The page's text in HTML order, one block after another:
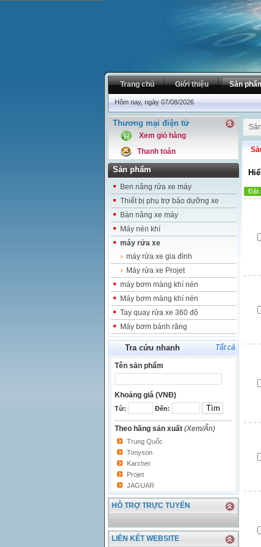
Trang chủ Giới thiệu Sản
Hôm nay, ngày 07/08/2026
Thương mại điện tử
Xem giỏ hàng
Thanh toán
Sản phẩm
Ben nâng rửa xe máy
Thiết bị phụ trợ bảo dưỡng xe
Bàn nâng xe máy
Máy nén khí
máy rửa xe
máy rửa xe gia đình
Máy rửa xe Projet
máy bơm màng khí nén
Máy bơm màng khí nén
Tay quay rửa xe 360 độ
Máy bơm bánh răng
Tra cứu nhanh Tất cả
Tên sản phẩm
Khoảng giá (VNĐ)
Từ: Đến:
Theo hãng sản xuất (Xem/Ẩn)
Trung Quốc
Tonyson
Karcher
Projet
JAGUAR
HỖ TRỢ TRỰC TUYẾN
LIÊN KẾT WEBSITE
Đặt